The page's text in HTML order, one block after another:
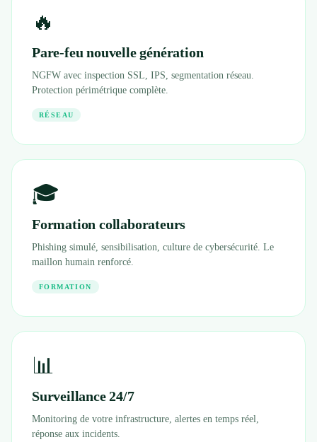
🔥
Pare-feu nouvelle génération
NGFW avec inspection SSL, IPS, segmentation réseau.
Protection périmétrique complète.
RÉSEAU
🎓
Formation collaborateurs
Phishing simulé, sensibilisation, culture de cybersécurité. Le
maillon humain renforcé.
FORMATION
📊
Surveillance 24/7
Monitoring de votre infrastructure, alertes en temps réel,
réponse aux incidents.